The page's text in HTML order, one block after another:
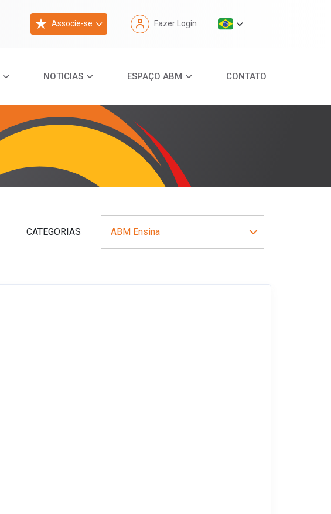
Associe-se Fazer Login
NOTICIAS ESPAÇO ABM CONTATO
CATEGORIAS ABM Ensina